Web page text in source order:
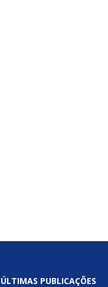
ÚLTIMAS PUBLICAÇÕES